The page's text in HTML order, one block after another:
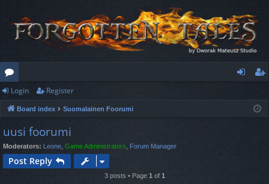
or
u
m
s
ist
Login Register
Board index Suomalainen Foorumi
uusi foorumi
Moderators: Leone Game Administrators Forum Manager
Post Reply
3 posts • Page 1 of 1